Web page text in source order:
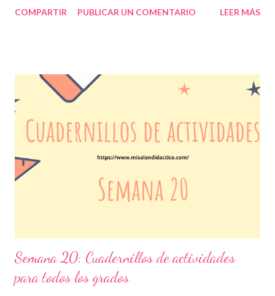
niños podrán trabajar para mejorar sus aprendizajes en las
por sus docentes para mejorar el nivel educativo de cada
estudiante. Es muy importante mantener a nuestros alumnos en
el mismo nivel, por lo cual debemos estar atentos a que la
ejecución de estas actividades en conjunto con los vídeos que
se proporcionan se realicen en tiempo y forma para no perder la
secuencia de cada una. Expresamos nuestro más sincero
agradecimiento a los autores de tan estupendo material que sin
COMPARTIR PUBLICAR UN COMENTARIO LEER MÁS
Semana 20: Cuadernillos de actividades
para todos los grados